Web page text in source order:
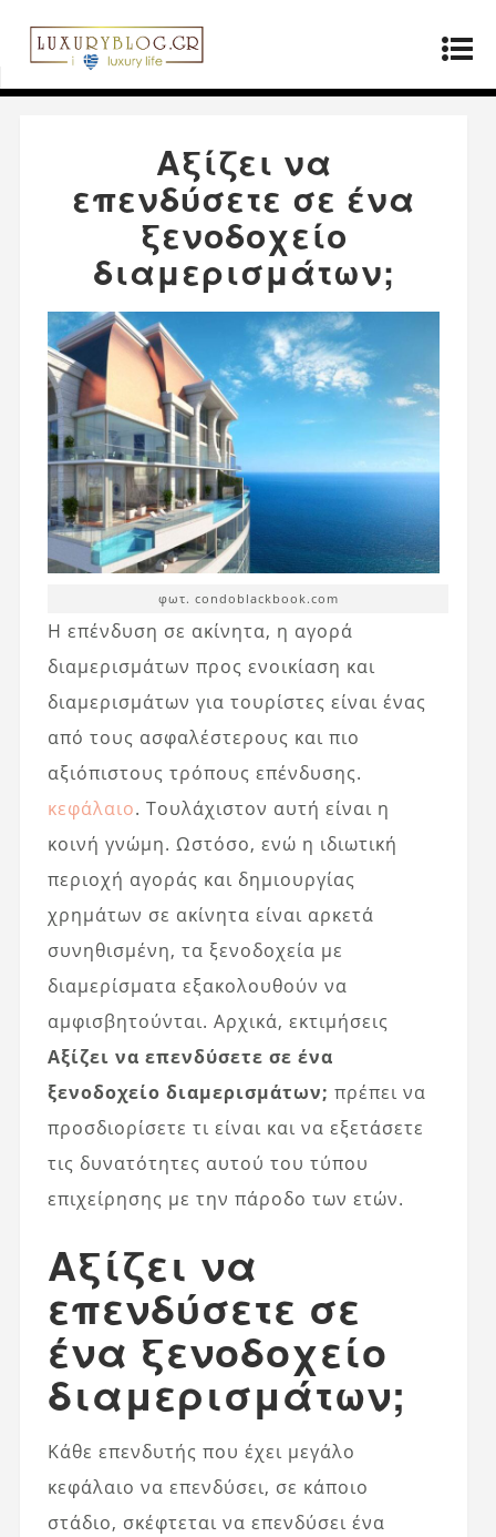
Αρχική σελίδα»Ακίνητα
Αξίζει να επενδύσετε
σε ένα ξενοδοχείο διαμερισμάτων;
Αξίζει να
επενδύσετε σε ένα
ξενοδοχείο
διαμερισμάτων;
φωτ. condoblackbook.com
Η επένδυση σε ακίνητα, η αγορά
διαμερισμάτων προς ενοικίαση και
διαμερισμάτων για τουρίστες είναι ένας
από τους ασφαλέστερους και πιο
αξιόπιστους τρόπους επένδυσης.
κεφάλαιο. Τουλάχιστον αυτή είναι η
κοινή γνώμη. Ωστόσο, ενώ η ιδιωτική
περιοχή αγοράς και δημιουργίας
χρημάτων σε ακίνητα είναι αρκετά
συνηθισμένη, τα ξενοδοχεία με
διαμερίσματα εξακολουθούν να
αμφισβητούνται. Αρχικά, εκτιμήσεις
Αξίζει να επενδύσετε σε ένα
ξενοδοχείο διαμερισμάτων; πρέπει να
προσδιορίσετε τι είναι και να εξετάσετε
τις δυνατότητες αυτού του τύπου
επιχείρησης με την πάροδο των ετών.
Αξίζει να
επενδύσετε σε
ένα ξενοδοχείο
διαμερισμάτων;
Κάθε επενδυτής που έχει μεγάλο
κεφάλαιο να επενδύσει, σε κάποιο
στάδιο, σκέφτεται να επενδύσει ένα